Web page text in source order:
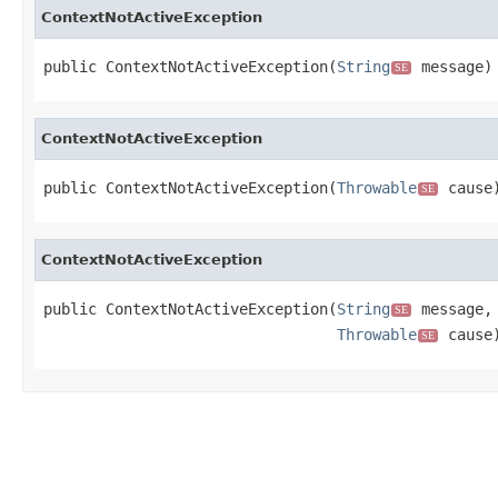
ContextNotActiveException
public ContextNotActiveException(String SE message)
ContextNotActiveException
public ContextNotActiveException(Throwable SE
ContextNotActiveException
public ContextNotActiveException(String SE
message,
Throwable SE